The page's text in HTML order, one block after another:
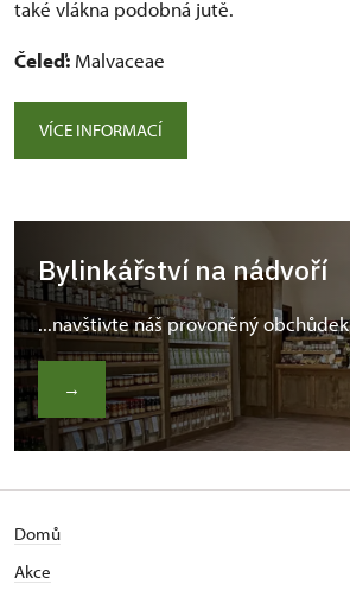
také vlákna podobná jutě.
Čeleď: Malvaceae
VÍCE INFORMACÍ
Bylinkářství na nádvoří
...navštivte náš provoněný obchůdek
→
Domů
Akce